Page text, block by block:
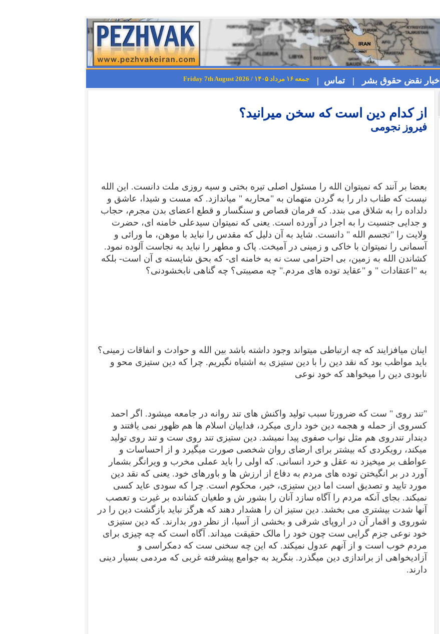
اخبار نقض حقوق بشر | تماس | جمعه ۱۶ مرداد ۱۴۰۵ / Friday 7th August 2026
از کدام دین است که سخن میرانید؟
فیروز نجومی
بعضا بر آنند که نمیتوان الله را مسئول اصلی تیره بختی و سیه روزی ملت دانست. این الله
نیست که طناب دار را به گردن متهمان به "محاربه " میاندازد. که مست و شیدا، عاشق و
دلداده را به شلاق می بندد. که فرمان قصاص و سنگسار و قطع اعضای بدن مجرم، حجاب
و جدایی جنسیت را به اجرا در آورده است. یعنی که نمیتوان سیدعلی خامنه ای، حضرت
ولایت را "تجسم الله " دانست. شاید به آن دلیل که مقدس را نباید با موهن، ما ورائی و
آسمانی را نمیتوان با خاکی و زمینی در آمیخت. پاک و مطهر را نباید به نجاست آلوده نمود.
کشاندن الله به زمین، بی احترامی ست نه به خامنه ای- که بحق شایسته ی آن است- بلکه
به "اعتقادات " و "عقاید توده های مردم." چه مصیبتی؟ چه گناهی نابخشودنی؟
اینان میافزایند که چه ارتباطی میتواند وجود داشته باشد بین الله و حوادث و انفاقات زمینی؟
باید مواظب بود که نقد دین را با دین ستیزی به اشتباه نگیریم. چرا که دین ستیزی محو و
نابودی دین را میخواهد که خود نوعی
"تند روی " ست که ضرورتا سبب تولید واکنش های تند روانه در جامعه میشود. اگر احمد
کسروی از حمله و هجمه دین خود داری میکرد، فداییان اسلام ها هم ظهور نمی یافتند و
دیندار تندروی هم مثل نواب صفوی پیدا نمیشد. دین ستیزی تند روی ست و تند روی تولید
میکند، رویکردی که بیشتر برای ارضای روان شخصی صورت میگیرد و از احساسات و
عواطف بر میخیزد نه عقل و خرد انسانی. که اولی را باید عملی مخرب و ویرانگر بشمار
آورد در بر انگیختن توده های مردم به دفاع از ارزش ها و باورهای خود. یعنی که نقد دین
مورد تایید و تصدیق است اما دین ستیزی، خیر، محکوم است. چرا که سودی عاید کسی
نمیکند. بجای آنکه مردم را آگاه سازد آنان را بشور ش و طغیان کشانده بر غیرت و تعصب
آنها شدت بیشتری می بخشد. دین ستیز ان را هشدار دهند که هرگز نباید بازگشت دین را در
شوروی و اقمار آن در اروپای شرقی و بخشی از آسیا، از نظر دور بدارند. که دین ستیزی
خود نوعی جزم گرایی ست چون خود را مالک حقیقت میداند. آگاه است که چه چیزی برای
مردم خوب است و از آنهم عدول نمیکند. که این چه سخنی ست که دمکراسی و
آزادیخواهی از براندازی دین میگذرد. بنگرید به جوامع پیشرفته غربی که مردمی بسیار دینی
دارند.